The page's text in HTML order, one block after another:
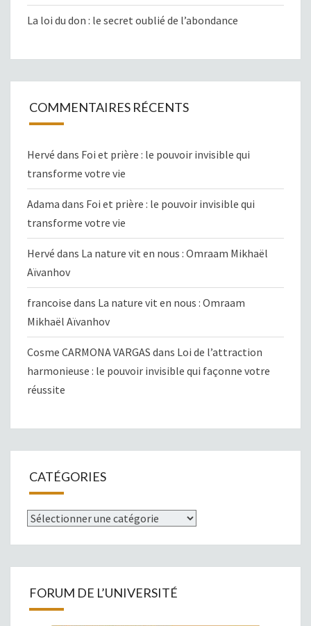
La loi du don : le secret oublié de l’abondance
COMMENTAIRES RÉCENTS
Hervé dans Foi et prière : le pouvoir invisible qui
transforme votre vie
Adama dans Foi et prière : le pouvoir invisible qui
transforme votre vie
Hervé dans La nature vit en nous : Omraam Mikhaël
Aïvanhov
francoise dans La nature vit en nous : Omraam
Mikhaël Aïvanhov
Cosme CARMONA VARGAS dans Loi de l’attraction
harmonieuse : le pouvoir invisible qui façonne votre
réussite
CATÉGORIES
Catégories
FORUM DE L’UNIVERSITÉ